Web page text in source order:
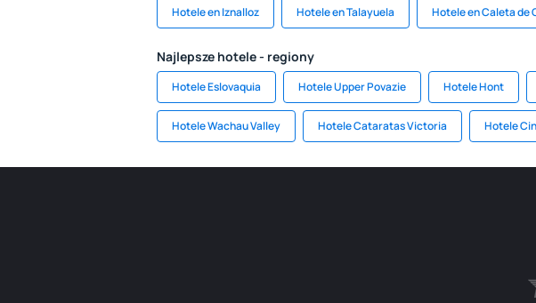
Hotele en Iznalloz Hotele en Talayuela Hotele en Caleta de
Najlepsze hotele - regiony
Hotele Eslovaquia Hotele Upper Povazie Hotele Hont
Hotele Wachau Valley Hotele Cataratas Victoria Hotele